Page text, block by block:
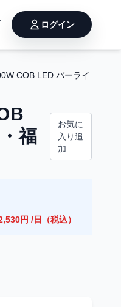
ログイン
COB LED パーライ
福
お気に
入り追
加
円 /日（税込）